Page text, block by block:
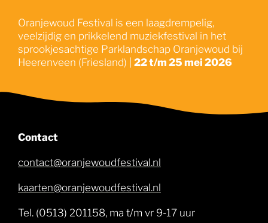
Oranjewoud Festival is een laagdrempelig,
veelzijdig en prikkelend muziekfestival in het
sprookjesachtige Parklandschap Oranjewoud bij
Heerenveen (Friesland) | 22 t/m 25 mei 2026
Contact
contact@oranjewoudfestival.nl
kaarten@oranjewoudfestival.nl
Tel. (0513) 201158, ma t/m vr 9-17 uur